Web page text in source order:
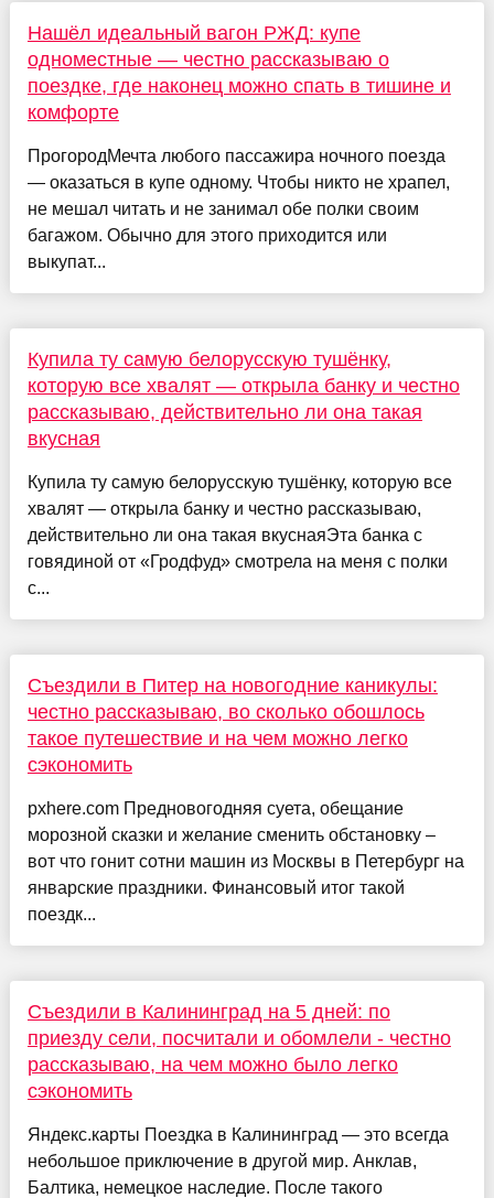
Нашёл идеальный вагон РЖД: купе
одноместные — честно рассказываю о
поездке, где наконец можно спать в тишине и
комфорте
ПрогородМечта любого пассажира ночного поезда
— оказаться в купе одному. Чтобы никто не храпел,
не мешал читать и не занимал обе полки своим
багажом. Обычно для этого приходится или
выкупат...
Купила ту самую белорусскую тушёнку,
которую все хвалят — открыла банку и честно
рассказываю, действительно ли она такая
вкусная
Купила ту самую белорусскую тушёнку, которую все
хвалят — открыла банку и честно рассказываю,
действительно ли она такая вкуснаяЭта банка с
говядиной от «Гродфуд» смотрела на меня с полки
с...
Съездили в Питер на новогодние каникулы:
честно рассказываю, во сколько обошлось
такое путешествие и на чем можно легко
сэкономить
pxhere.com Предновогодняя суета, обещание
морозной сказки и желание сменить обстановку –
вот что гонит сотни машин из Москвы в Петербург на
январские праздники. Финансовый итог такой
поездк...
Съездили в Калининград на 5 дней: по
приезду сели, посчитали и обомлели - честно
рассказываю, на чем можно было легко
сэкономить
Яндекс.карты Поездка в Калининград — это всегда
небольшое приключение в другой мир. Анклав,
Балтика, немецкое наследие. После такого